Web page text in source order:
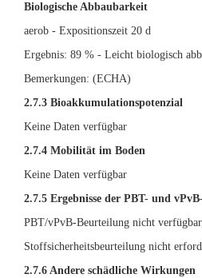
Biologische Abbaubarkeit
aerob - Expositionszeit 20 d
Ergebnis: 89 % - Leicht biologisch
Bemerkungen: (ECHA)
2.7.3 Bioakkumulationspotenzial
Keine Daten verfügbar
2.7.4 Mobilität im Boden
Keine Daten verfügbar
2.7.5 Ergebnisse der PBT- und
PBT/vPvB-Beurteilung nicht
Stoffsicherheitsbeurteilung nicht
2.7.6 Andere schädliche Wirkungen